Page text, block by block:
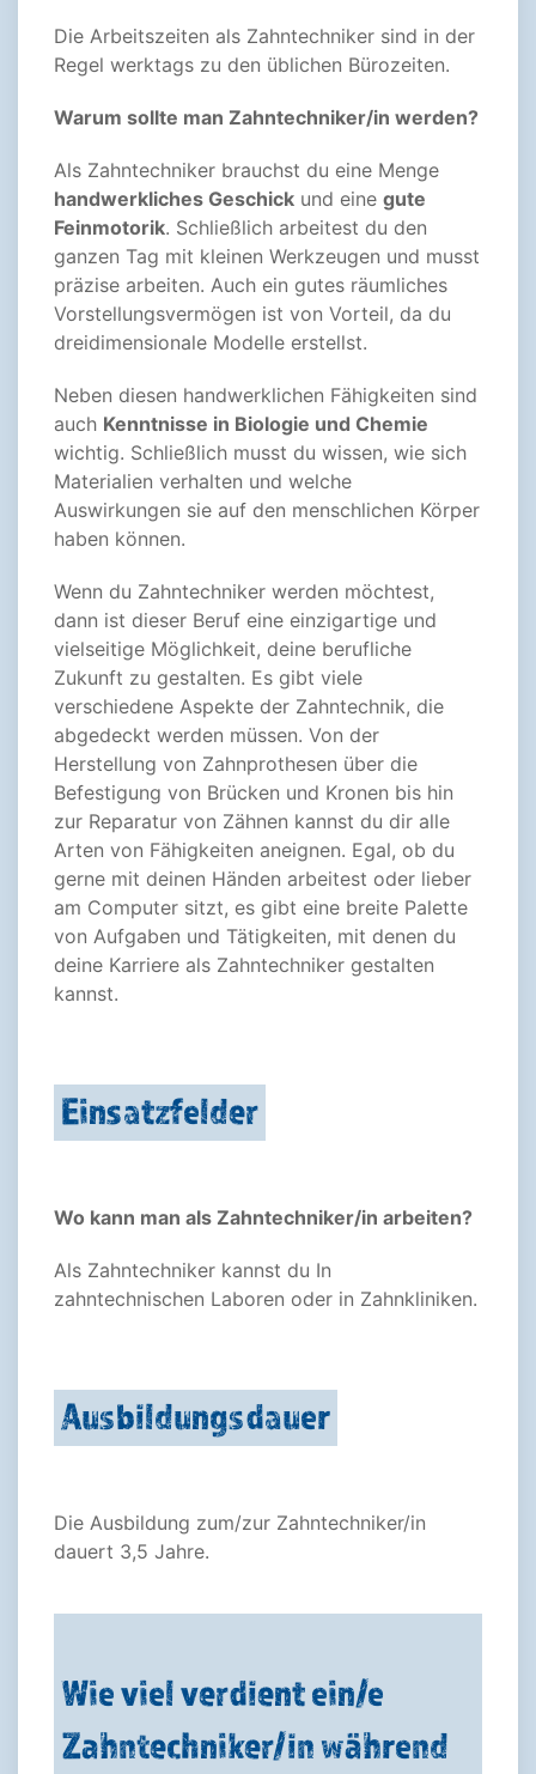
Die Arbeitszeiten als Zahntechniker sind in der
Regel werktags zu den üblichen Bürozeiten.
Warum sollte man Zahntechniker/in werden?
Als Zahntechniker brauchst du eine Menge
handwerkliches Geschick und eine gute
Feinmotorik. Schließlich arbeitest du den
ganzen Tag mit kleinen Werkzeugen und musst
präzise arbeiten. Auch ein gutes räumliches
Vorstellungsvermögen ist von Vorteil, da du
dreidimensionale Modelle erstellst.
Neben diesen handwerklichen Fähigkeiten sind
auch Kenntnisse in Biologie und Chemie
wichtig. Schließlich musst du wissen, wie sich
Materialien verhalten und welche
Auswirkungen sie auf den menschlichen Körper
haben können.
Wenn du Zahntechniker werden möchtest,
dann ist dieser Beruf eine einzigartige und
vielseitige Möglichkeit, deine berufliche
Zukunft zu gestalten. Es gibt viele
verschiedene Aspekte der Zahntechnik, die
abgedeckt werden müssen. Von der
Herstellung von Zahnprothesen über die
Befestigung von Brücken und Kronen bis hin
zur Reparatur von Zähnen kannst du dir alle
Arten von Fähigkeiten aneignen. Egal, ob du
gerne mit deinen Händen arbeitest oder lieber
am Computer sitzt, es gibt eine breite Palette
von Aufgaben und Tätigkeiten, mit denen du
deine Karriere als Zahntechniker gestalten
kannst.
Einsatzfelder
Wo kann man als Zahntechniker/in arbeiten?
Als Zahntechniker kannst du In
zahntechnischen Laboren oder in Zahnkliniken.
Ausbildungsdauer
Die Ausbildung zum/zur Zahntechniker/in
dauert 3,5 Jahre.
Wie viel verdient ein/e
Zahntechniker/in während